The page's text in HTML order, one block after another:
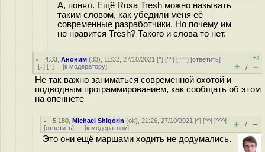
А, понял. Ещё Rosa Tresh можно называть
таким словом, как убедили меня её
современные разработчики. Но почему им
не нравится Tresh? Такого и слова то нет.
4.33 ,Аноним (33), 11:32, 27/10/2021 [^] [^^] [^^^] [ответить]
[↓] [↑] [к модератору]
+4
+ / –
Не так важно заниматься современной охотой и
подводным программированием, как сообщать об этом
на опеннете
5.180 ,Michael Shigorin (ok), 21:26, 27/10/2021 [^] [^^] [^^^]
[ответить] [к модератору] + / –
Это они ещё маршами ходить не додумались.